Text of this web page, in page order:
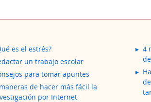
es el estrés?
un trabajo escolar
para tomar apuntes
de hacer más fácil la
por Internet
4